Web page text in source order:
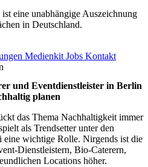
eine unabhängige Auszeichnung
in Deutschland.
Medienkit Jobs Kontakt
und Eventdienstleister in Berlin
planen
das Thema Nachhaltigkeit immer
als Trendsetter unter den
eine wichtige Rolle. Nirgends ist die
Dienstleistern, Bio-Caterern,
Locations höher.